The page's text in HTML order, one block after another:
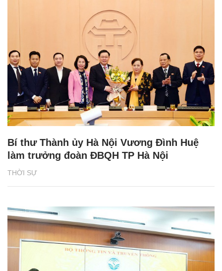
THỜI SỰ
Bí thư Thành ủy Hà Nội Vương Đình Huệ
làm trưởng đoàn ĐBQH TP Hà Nội